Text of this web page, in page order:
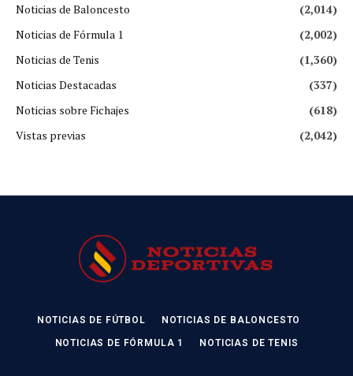
Noticias de Baloncesto
(2,014)
Noticias de Fórmula 1
(2,002)
Noticias de Tenis
(1,360)
Noticias Destacadas
(337)
Noticias sobre Fichajes
(618)
Vistas previas
(2,042)
NOTICIAS DE FÚTBOL NOTICIAS DE BALONCESTO
NOTICIAS DE FÓRMULA 1 NOTICIAS DE TENIS